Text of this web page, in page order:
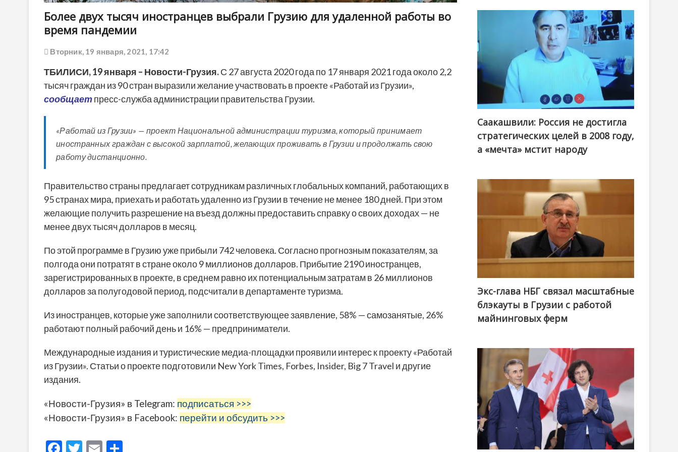
Более двух тысяч иностранцев выбрали Грузию для удаленной работы во
время пандемии
Вторник, 19 января, 2021, 17:42
ТБИЛИСИ,19января – Новости-Грузия.С 27 августа 2020 года по 17 января 2021 года около 2,2
тысяч граждан из 90 стран выразили желание участвовать в проекте «Работай из Грузии»,
сообщаетпресс-служба администрации правительства Грузии.
«Работай из Грузии» — проект Национальной администрации туризма, который принимает
иностранных граждан с высокой зарплатой, желающих проживать в Грузии и продолжать свою
работу дистанционно.
Правительство страны предлагает сотрудникам различных глобальных компаний, работающих в
95 странах мира, приехать и работать удаленно из Грузии в течение не менее 180 дней. При этом
желающие получить разрешение на въезд должны предоставить справку о своих доходах — не
менее двух тысяч долларов в месяц.
По этой программе в Грузию уже прибыли 742 человека. Согласно прогнозным показателям, за
полгода они потратят в стране около 9 миллионов долларов. Прибытие 2190 иностранцев,
зарегистрированных в проекте, в среднем равно их потенциальным затратам в 26 миллионов
долларов за полугодовой период, подсчитали в департаменте туризма.
Из иностранцев, которые уже заполнили соответствующее заявление, 58% — самозанятые, 26%
работают полный рабочий день и 16% — предприниматели.
Международные издания и туристические медиа-площадки проявили интерес к проекту «Работай
из Грузии». Статьи о проекте подготовили New York Times, Forbes, Insider, Big 7 Travel и другие
издания.
«Новости-Грузия» в Telegram: подписаться >>>
«Новости-Грузия» в Facebook: перейти и обсудить >>>
F
T
E
Саакашвили: Россия не достигла
стратегических целей в 2008 году,
а «мечта» мстит народу
Экс-глава НБГ связал масштабные
блэкауты в Грузии с работой
майнинговых ферм